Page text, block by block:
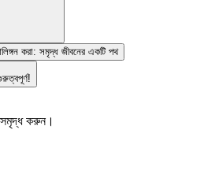
করা: সমৃদ্ধ জীবনের একটি পথ
করুন।